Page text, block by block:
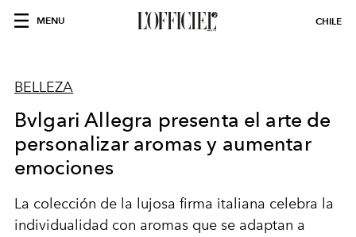
MENU CHILE
BELLEZA
Bvlgari Allegra presenta el arte de
personalizar aromas y aumentar
emociones
La colección de la lujosa firma italiana celebra la
individualidad con aromas que se adaptan a